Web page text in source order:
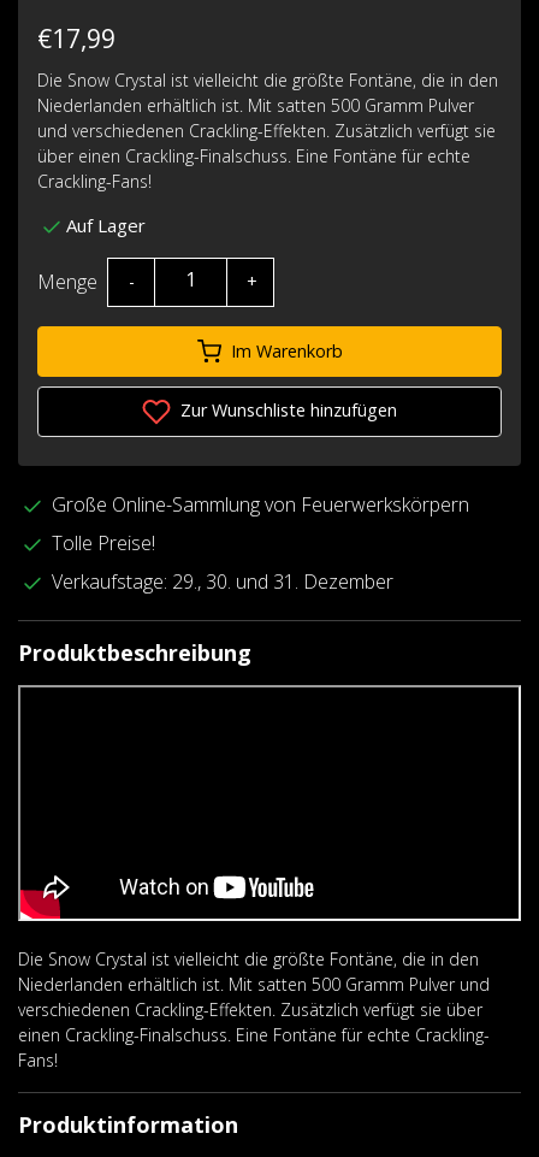
€17,99
Die Snow Crystal ist vielleicht die größte Fontäne, die in den
Niederlanden erhältlich ist. Mit satten 500 Gramm Pulver
und verschiedenen Crackling-Effekten. Zusätzlich verfügt sie
über einen Crackling-Finalschuss. Eine Fontäne für echte
Crackling-Fans!
Auf Lager
Menge - +
Im Warenkorb
Zur Wunschliste hinzufügen
Große Online-Sammlung von Feuerwerkskörpern
Tolle Preise!
Verkaufstage: 29., 30. und 31. Dezember
Produktbeschreibung
Die Snow Crystal ist vielleicht die größte Fontäne, die in den
Niederlanden erhältlich ist. Mit satten 500 Gramm Pulver und
verschiedenen Crackling-Effekten. Zusätzlich verfügt sie über
einen Crackling-Finalschuss. Eine Fontäne für echte Crackling-
Fans!
Produktinformation